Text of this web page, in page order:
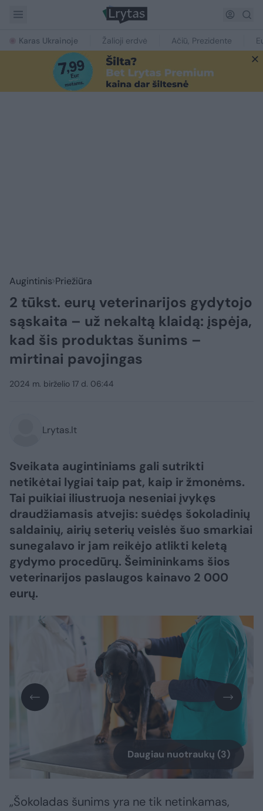
Karas Ukrainoje Žalioji erdvė Ačiū, Prezidente
Augintinis Priežiūra
2 tūkst. eurų veterinarijos gydytojo
sąskaita – už nekaltą klaidą: įspėja,
kad šis produktas šunims –
mirtinai pavojingas
2024 m. birželio 17 d. 06:44
Lrytas.lt
Sveikata augintiniams gali sutrikti
netikėtai lygiai taip pat, kaip ir žmonėms.
Tai puikiai iliustruoja neseniai įvykęs
draudžiamasis atvejis: suėdęs šokoladinių
saldainių, airių seterių veislės šuo smarkiai
sunegalavo ir jam reikėjo atlikti keletą
gydymo procedūrų. Šeimininkams šios
veterinarijos paslaugos kainavo 2 000
eurų.
Daugiau nuotraukų (3)
„Šokoladas šunims yra ne tik netinkamas,